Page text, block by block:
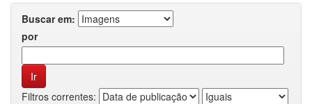
Buscar em:
por
Filtros correntes: